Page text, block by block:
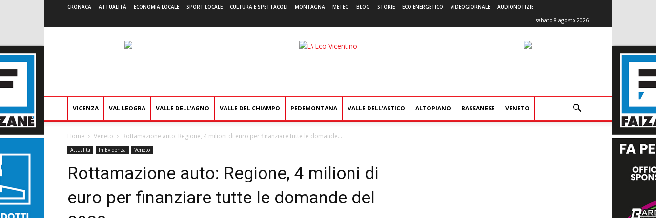
CRONACA ATTUALITÀ ECONOMIA LOCALE SPORT LOCALE CULTURA E SPETTACOLI MONTAGNA METEO BLOG STORIE ECO ENERGETICO VIDEOGIORNALE AUDIONOTIZIE
sabato 8 agosto 2026
L'Eco
VICENZA VAL LEOGRA VALLE DELL’AGNO VALLE DEL CHIAMPO PEDEMONTANA VALLE DELL’ASTICO ALTOPIANO BASSANESE VENETO
Home Veneto Rottamazione auto: Regione, 4 milioni di euro per finanziare tutte le domande...
Attualità In Evidenza Veneto
Rottamazione auto: Regione, 4 milioni di
euro per finanziare tutte le domande del